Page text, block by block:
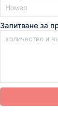
Запитване за